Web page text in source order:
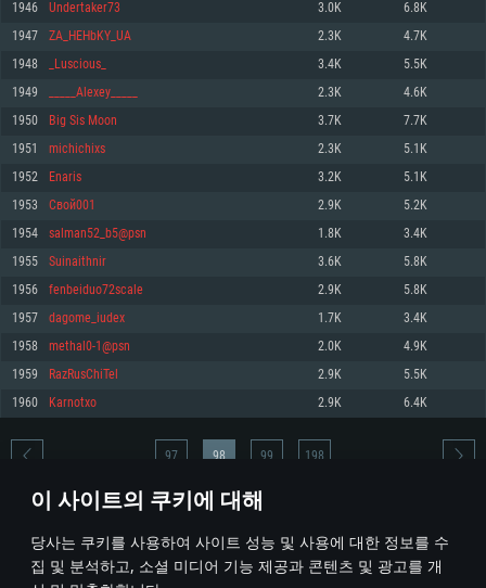
이 사이트의 쿠키에 대해
당사는 쿠키를 사용하여 사이트 성능 및 사용에 대한 정보를 수
집 및 분석하고, 소셜 미디어 기능 제공과 콘텐츠 및 광고를 개
최소사양
운영체제: Windows 10 (64 bit)
프로세서: 2.2 GHz 듀얼코어 이상
메모리: 4GB
그래픽 카드: DirectX 11 이상을 지원하는 AMD Radeon 77XX / NVIDIA
GeForce GT 660. 최소 사양 해상도: 720p
네트워크: 브로드밴드 인터넷
여유 저장 공간: 22.1 GB (최소 클라이언트)
권장 사양
570 혹은 그 이상
여유 저장 공간: 62.2 GB (전체 클라이언트)
최소사양
운영체제: Mac OS Big Sur 11.0
프로세서: 최소 2.2 GHz의 Core i5 (Intel Xeon 은 지원하지 않습니다)
메모리: 6 GB
그래픽 카드: Metal 을 지원하는 Intel Iris Pro 5200 (Mac), 혹은 이와 비슷한 성
능을 가지는 Mac 버전의 AMD/Nvidia. 최소 해상도: 720p
네트워크: 브로드밴드 인터넷
여유 저장 공간: 22.1 GB (최소 클라이언트)
권장 사양
네트워크: 브로드밴드 인터넷
여유 저장 공간: 62.2 GB (전체 클라이언트)
최소사양
운영체제: 64bit Linux 중 최신 버전
프로세서: 2.4 GHz 듀얼코어
메모리: 4 GB
그래픽 카드: Vulkan 을 지원하고, 최신 그래픽 드라이버를 지원하는 NVIDIA
660 (6개월 미만) 혹은 그와 동급의 성능을 가지며 최신 그래픽 드라이버를 지
원하는 AMD (6개월 미만; 최소사양 지원 해상도 720p)
네트워크: 브로드밴드 인터넷
여유 저장 공간: 22.1 GB (최소 클라이언트)
권장 사양
운영체제: Ubuntu 20.04 64bit
프로세서: Intel Core i7
메모리: 16 GB
그래픽 카드: Vulkan 을 지원하고, 최신 그래픽 드라이버를 지원하는 NVIDIA
1060 (6개월 미만) 혹은 그와 동급의 성능을 가지며 최신 그래픽 드라이버를
지원하는 AMD RX 570 (6개월 미만; 최소사양 지원 해상도 720p) 이상
여유 저장 공간: 62.2 GB (전체 클라이언트)
1946 Undertaker73 3.0K 6.8K
1947 ZA_HEHbKY_UA 2.3K 4.7K
1948 _Luscious_ 3.4K 5.5K
1949 _____Alexey_____ 2.3K 4.6K
1950 Big Sis Moon 3.7K 7.7K
1951 michichixs 2.3K 5.1K
1952 Enaris 3.2K 5.1K
1953 Свой001 2.9K 5.2K
1954 salman52_b5@psn 1.8K 3.4K
1955 Suinaithnir 3.6K 5.8K
1956 fenbeiduo72scale 2.9K 5.8K
1957 dagome_iudex 1.7K 3.4K
1958 methal0-1@psn 2.0K 4.9K
1959 RazRusChiTel 2.9K 5.5K
1960 Karnotxo 2.9K 6.4K
* 순위표는 매일 1회 갱신됩니다
97 98 99 198